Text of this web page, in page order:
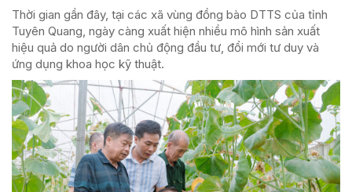
Thời gian gần đây, tại các xã vùng đồng bào DTTS của tỉnh
Tuyên Quang, ngày càng xuất hiện nhiều mô hình sản xuất
hiệu quả do người dân chủ động đầu tư, đổi mới tư duy và
ứng dụng khoa học kỹ thuật.